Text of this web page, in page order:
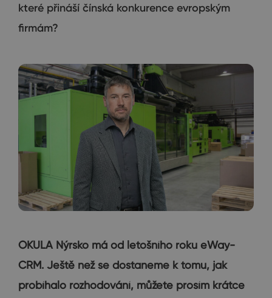
které přináší čínská konkurence evropským
firmám?
OKULA Nýrsko má od letošního roku eWay-
CRM. Ještě než se dostaneme k tomu, jak
probíhalo rozhodování, můžete prosím krátce